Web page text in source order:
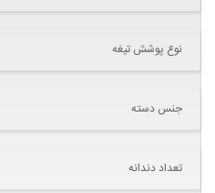
نوع پوشش تیغه
جنس دسته
تعداد دندانه